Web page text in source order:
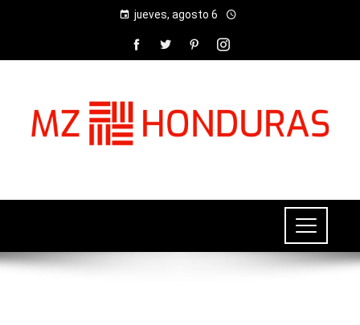
jueves, agosto 6